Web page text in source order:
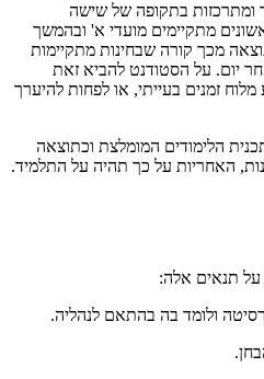
ומתרכזות בתקופה של שישה
מתקיימים מועדי א' ובהמשך
מכך קורה שבחינות מתקיימות
יום. על הסטודנט להביא זאת
מלוח זמנים בעייתי, או לפחות להיערך
הלימודים המומלצת וכתוצאה
האחריות על כך תהיה על התלמיד.
על תנאים אלה: